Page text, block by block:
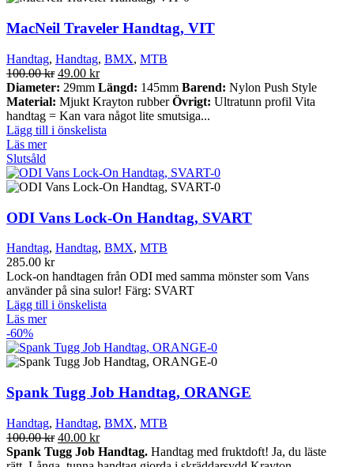
MacNeil Traveler Handtag, VIT
Handtag, Handtag, BMX, MTB
100.00kr Det
ursprungliga
priset
var:
100.00 kr.
49.00 krDet
nuvarande
priset
är:
49.00 kr.
Diameter: 29mm Längd: 145mm Barend: Nylon Push Style
Material: Mjukt Krayton rubberÖvrigt: Ultratunn profil Vita
handtag = Kan vara något lite smutsiga...
Lägg till i önskelista
Läs mer
Slutsåld
ODI Vans Lock-On Handtag, SVART
Handtag, Handtag, BMX, MTB
285.00 kr
Lock-on handtagen från ODI med samma mönster som Vans
använder på sina sulor! Färg: SVART
Lägg till i önskelista
Läs mer
-60%
Spank Tugg Job Handtag, ORANGE
Handtag, Handtag, BMX, MTB
100.00kr Det
ursprungliga
40.00 krDet
nuvarande
Spank Tugg Job Handtag. Handtag med fruktdoft! Ja, du läste